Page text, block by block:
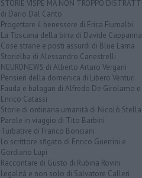
STORIE VISPE MA NON TROPPO
di Dario Dal Canto
Progettare il benessere di Erica Fiumalbi
La Toscana della birra di Davide
Cose strane e posti assurdi di Blue Lama
Storielba di Alessandro Canestrelli
NEURONEWS di Alberto Arturo Vergani
Pensieri della domenica di Libero Venturi
Fauda e balagan di Alfredo De Girolamo e
Enrico Catassi
Storie di ordinaria umanità di Nicolò Stella
Parole in viaggio di Tito Barbini
Turbative di Franco Bonciani
Lo scrittore sfigato di Enrico Guerrini e
Gordiano Lupi
Raccontare di Gusto di Rubina Rovini
Legalità e non solo di Salvatore Calleri